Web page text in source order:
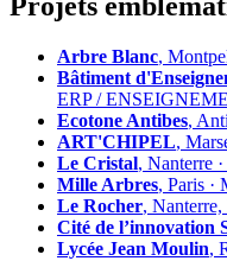
Arbre Blanc,
Bâtiment
ERP /
Ecotone Antibes,
ART'CHIPEL,
Le Cristal, Nanterre
Mille Arbres, Paris ·
Le Rocher, Nanterre,
Cité de l’innovation
Lycée Jean Moulin,